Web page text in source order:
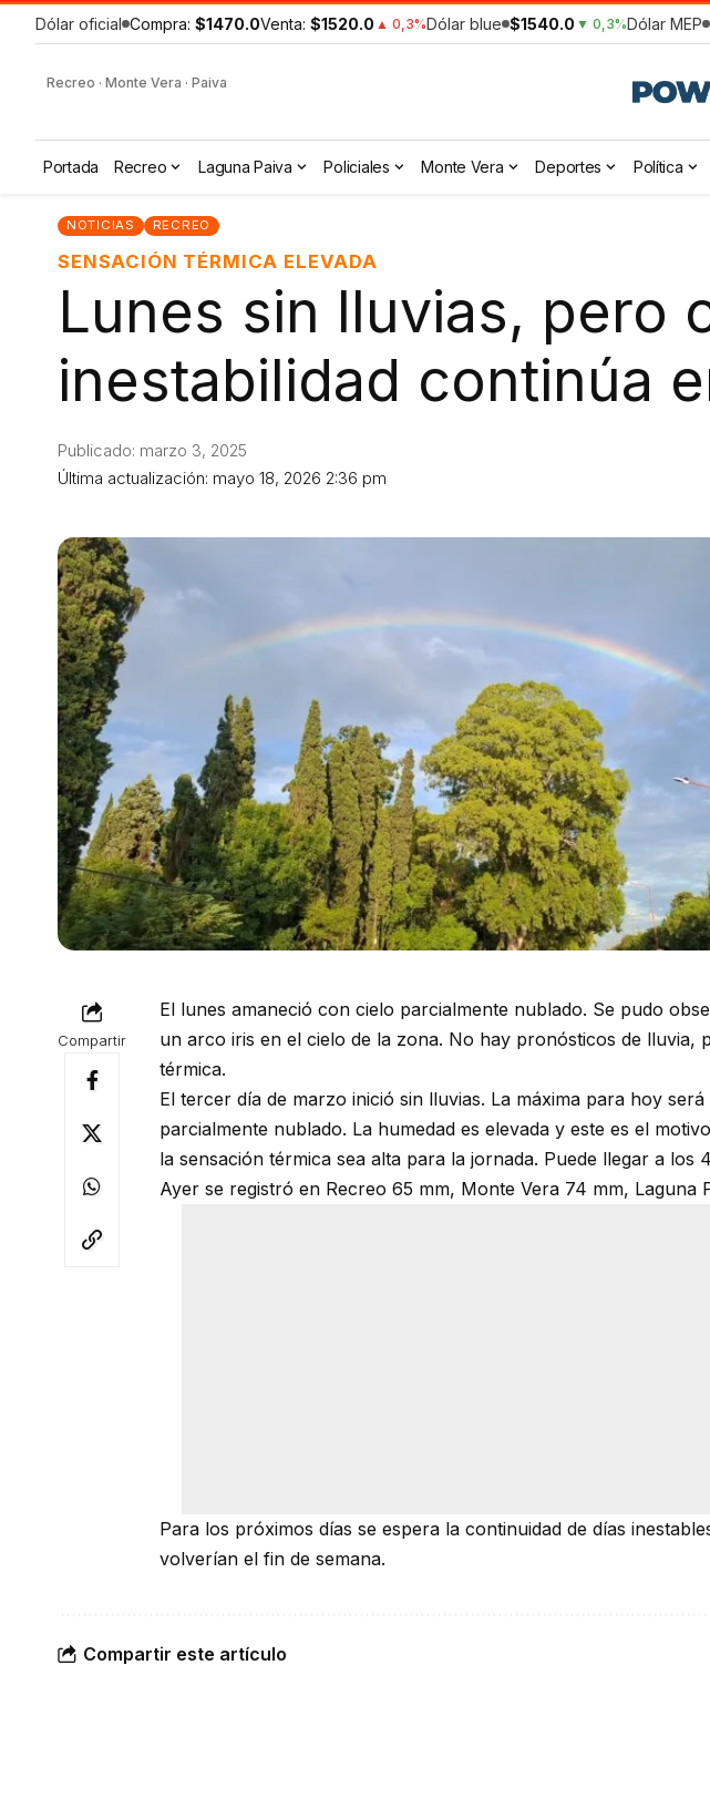
Dólar oficial Compra: $1470.0Venta: $1520.0 ▲ 0,3%Dólar blue $1540.0 ▼ 0,3%Dólar MEP
Recreo · Monte Vera · Paiva
Portada Recreo Laguna Paiva Policiales Monte Vera Deportes Política
NOTICIAS RECREO
SENSACIÓN TÉRMICA ELEVADA
Lunes sin lluvias, pero
inestabilidad continúa
Última actualización: mayo 18, 2026 2:36 pm
Publicado: marzo 3, 2025
Compartir
El lunes amaneció con cielo parcialmente nublado. Se pudo
un arco iris en el cielo de la zona. No hay pronósticos de lluvia,
térmica.
El tercer día de marzo inició sin lluvias. La máxima para hoy será
parcialmente nublado. La humedad es elevada y este es el
la sensación térmica sea alta para la jornada. Puede llegar a los
Ayer se registró en Recreo 65 mm, Monte Vera 74 mm, Laguna
Para los próximos días se espera la continuidad de días
volverían el fin de semana.
Compartir este artículo